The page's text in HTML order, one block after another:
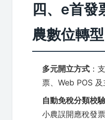
四、e首發
農數位轉型
多元開立方式 ：
票、Web POS 及
自動免稅分類校驗
小農誤開應稅發票